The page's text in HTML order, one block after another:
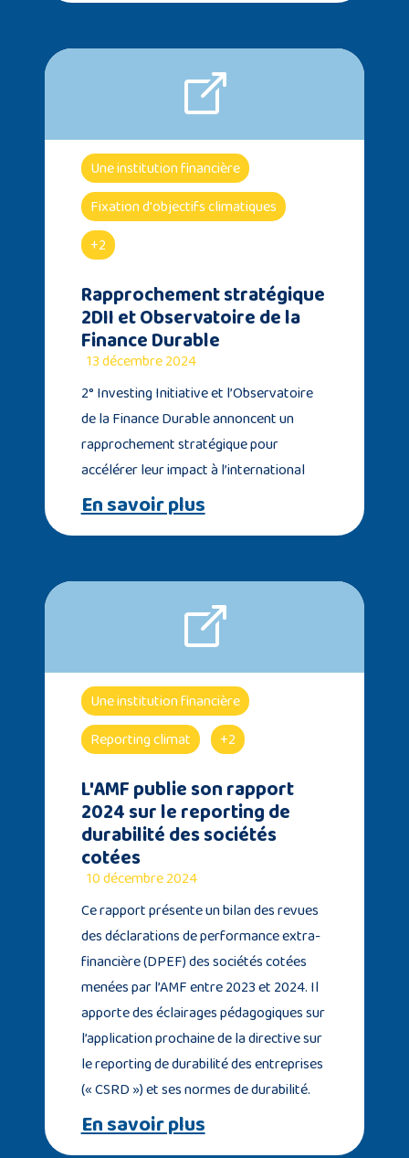
Une institution financière
Fixation d'objectifs climatiques
+2
Rapprochement stratégique
2DII et Observatoire de la
Finance Durable
13 décembre 2024
2° Investing Initiative et l’Observatoire
de la Finance Durable annoncent un
rapprochement stratégique pour
accélérer leur impact à l’international
En savoir plus
Une institution financière
Reporting climat
+2
L'AMF publie son rapport
2024 sur le reporting de
durabilité des sociétés
cotées
10 décembre 2024
Ce rapport présente un bilan des revues
des déclarations de performance extra-
financière (DPEF) des sociétés cotées
menées par l’AMF entre 2023 et 2024. Il
apporte des éclairages pédagogiques sur
l’application prochaine de la directive sur
le reporting de durabilité des entreprises
(« CSRD ») et ses normes de durabilité.
En savoir plus